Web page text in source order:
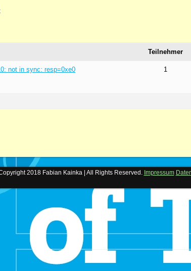
Teilnehmer
not in sync: resp=0xe0 1
2018 Fabian Kainka | All Rights Reserved. Impressum